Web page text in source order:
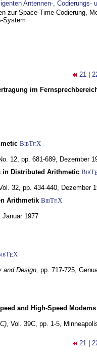
Antennen-, Codierungs-
zur Space-Time-Codierung,
System
21
im
BibTEX
12, pp. 681-689, Dezember
in Distributed Arithmetic BibT
32, pp. 434-440, Dezember
Arithmetik BibTEX
Januar 1977
EX
and Design, pp. 717-725,
and High-Speed
Vol. 39C, pp. 1-5,
21